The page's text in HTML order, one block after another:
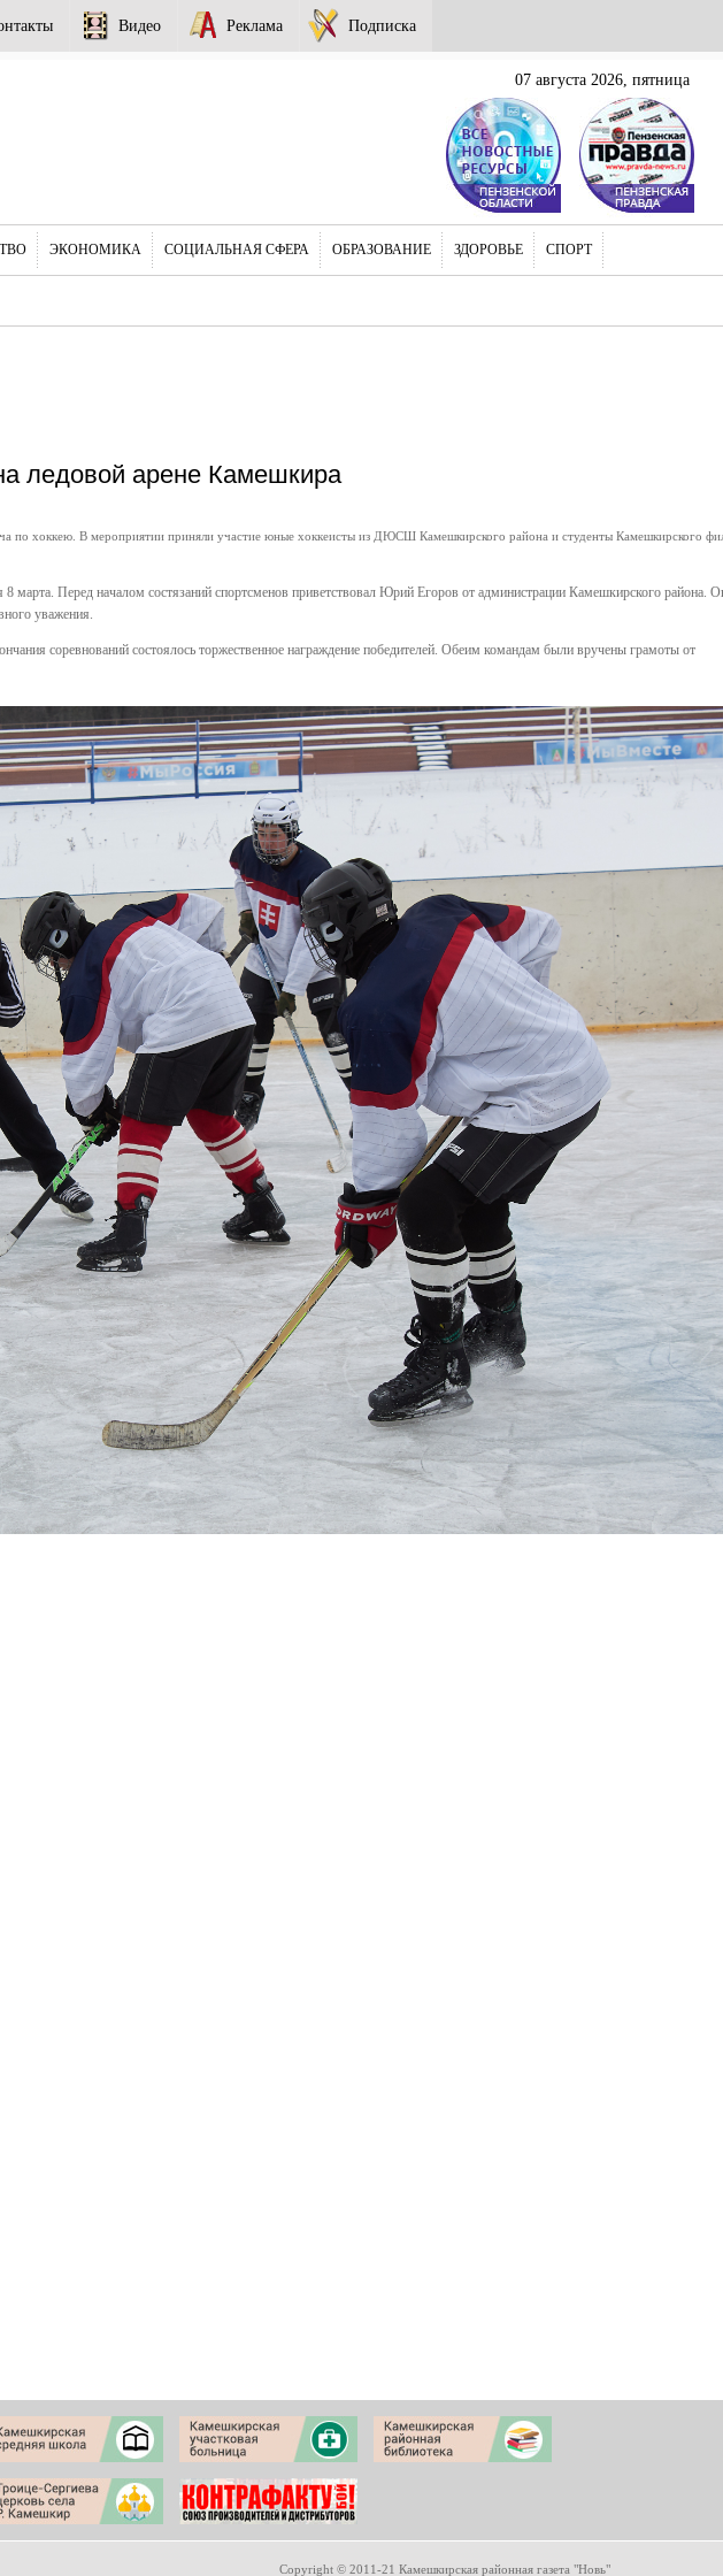
Видео Реклама Подписка
07 августа 2026, пятница
ЭКОНОМИКА СОЦИАЛЬНАЯ СФЕРА ОБРАЗОВАНИЕ ЗДОРОВЬЕ СПОРТ
ледовой арене Камешкира
по хоккею. В мероприятии приняли участие юные хоккеисты из ДЮСШ Камешкирского района и студенты Камешкирского
Перед началом состязаний спортсменов приветствовал Юрий Егоров от администрации Камешкирского района.
уважения.
соревнований состоялось торжественное награждение победителей. Обеим командам были вручены грамоты от
Copyright © 2011-21 Камешкирская районная газета "Новь"